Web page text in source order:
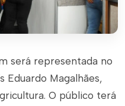
será representada no
Eduardo Magalhães,
O público terá